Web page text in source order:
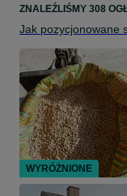
ZNALEŹLIŚMY 308
Jak pozycjonowane
WYRÓŻNIONE